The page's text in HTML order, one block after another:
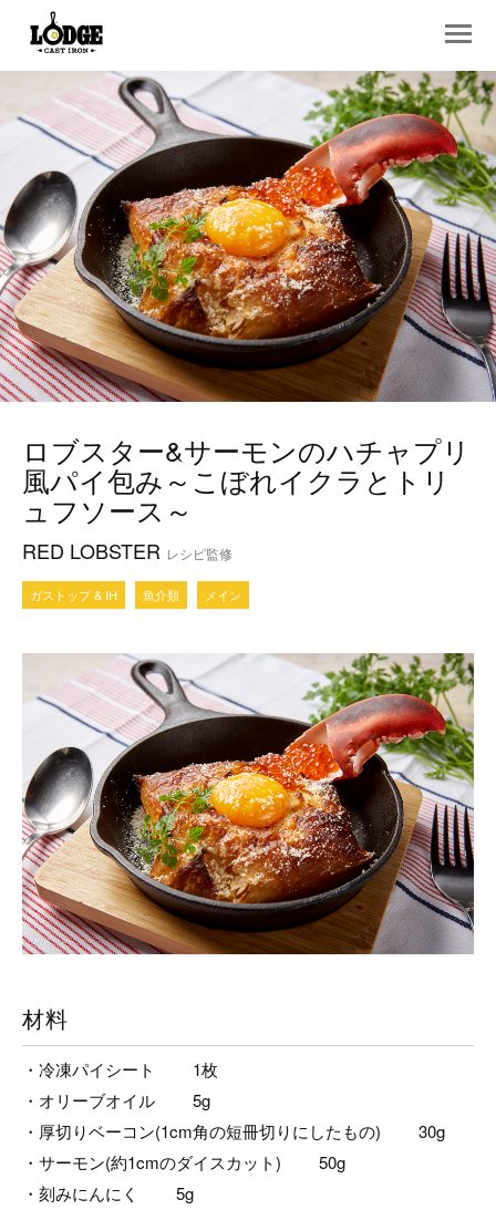
ロブスター&サーモンのハチャプリ
風パイ包み～こぼれイクラとトリ
ュフソース～
RED LOBSTER レシピ監修
ガストップ & IH 魚介類 メイン
材料
・冷凍パイシート 1枚
・オリーブオイル 5g
・厚切りベーコン(1cm角の短冊切りにしたもの) 30g
・サーモン(約1cmのダイスカット) 50g
・刻みにんにく 5g